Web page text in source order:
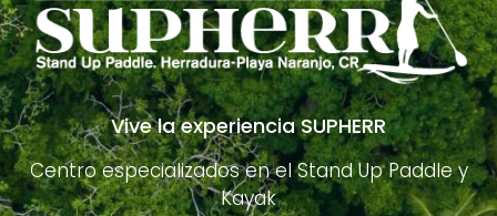
Vive la experiencia SUPHERR
Centro especializados en el Stand Up Paddle y
Kayak